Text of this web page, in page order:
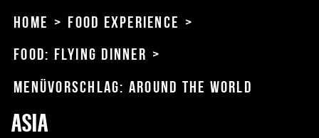
Home > Food Experience >
Food: Flying Dinner >
Menüvorschlag: Around the world
ASIA